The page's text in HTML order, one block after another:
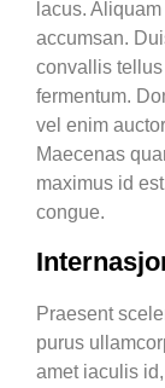
lacus.
accumsan.
convallis
fermentum.
vel enim
Maecenas
maximus id
congue.
Praesent
purus
amet iaculis